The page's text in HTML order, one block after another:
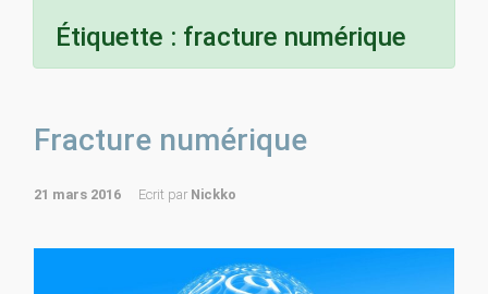
Étiquette : fracture numérique
Fracture numérique
21 mars 2016 Ecrit par Nickko